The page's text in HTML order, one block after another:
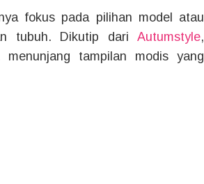
fokus pada pilihan model atau
tubuh. Dikutip dari Autumstyle,
tampilan modis yang